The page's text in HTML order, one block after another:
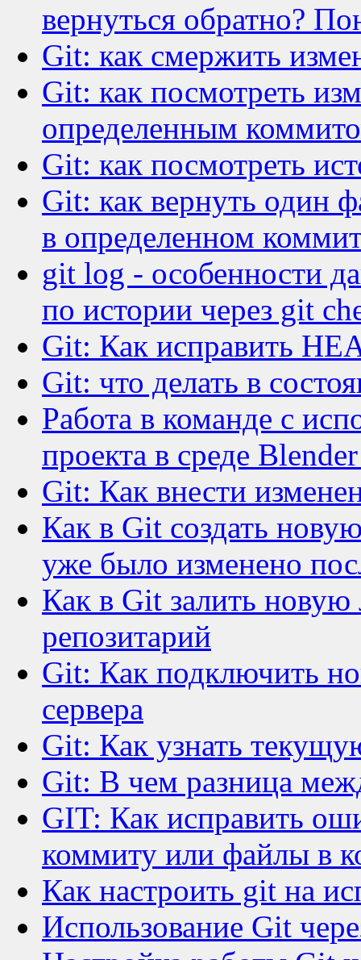
вернуться обратно?
Git: как смержить
Git: как посмотреть
определенным
Git: как посмотреть
Git: как вернуть один
в определенном
git log - особенности
по истории через git
Git: Как исправить
Git: что делать в
Работа в команде с
проекта в среде
Git: Как внести
Как в Git создать
уже было изменено
Как в Git залить
репозитарий
Git: Как подключить
сервера
Git: Как узнать
Git: В чем разница
GIT: Как исправить
коммиту или файлы в
Как настроить git на
Использование Git